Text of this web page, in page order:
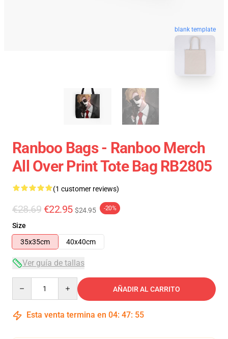
blank template
Ranboo Bags - Ranboo Merch
All Over Print Tote Bag RB2805
(1 customer reviews)
€28.69 €22.95 $24.95 -20%
Size
35x35cm
40x40cm
Ver guía de tallas
AÑADIR AL CARRITO
Esta venta termina en 04: 47: 54